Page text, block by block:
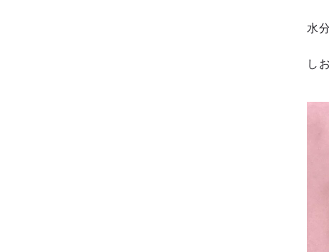
水
し